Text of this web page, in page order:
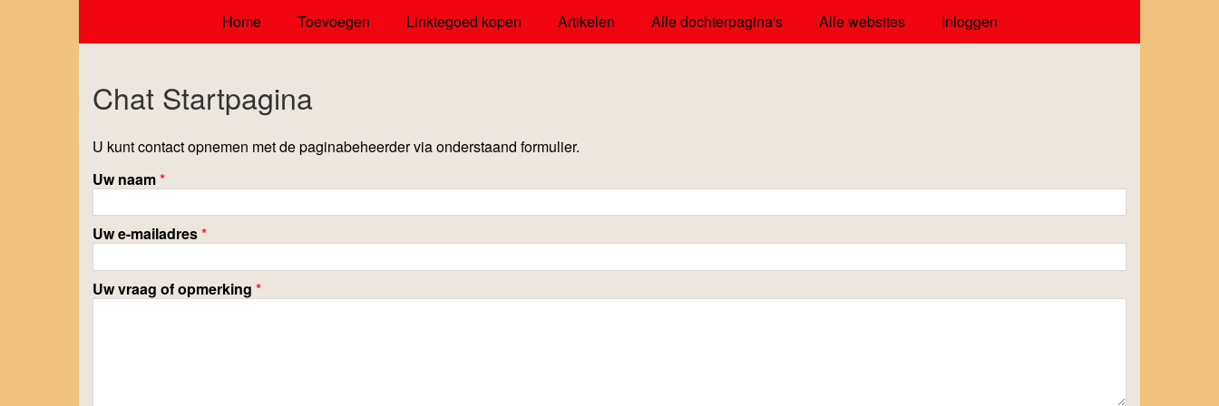
Home Toevoegen Linktegoed kopen Artikelen Alle dochterpagina's Alle websites Inloggen
Chat Startpagina
U kunt contact opnemen met de paginabeheerder via onderstaand formulier.
Uw naam*
Uw e-mailadres*
Uw vraag of opmerking *